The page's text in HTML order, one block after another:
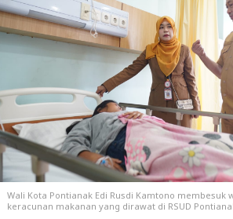
Wali Kota Pontianak Edi Rusdi Kamtono membesuk
keracunan makanan yang dirawat di RSUD